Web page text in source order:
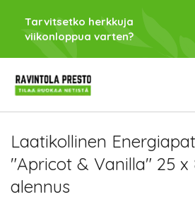
Tarvitsetko herkkuja
viikonloppua varten?
Laatikollinen
"Apricot & Vanilla" 25 x
alennus